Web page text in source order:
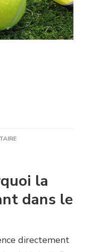
SUR
COÛT
TERRAIN
LE
la
dans le
directement